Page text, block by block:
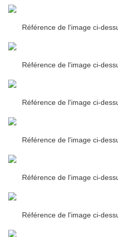
Référence de l'image ci-
Référence de l'image ci-
Référence de l'image ci-
Référence de l'image ci-
Référence de l'image ci-
Référence de l'image ci-